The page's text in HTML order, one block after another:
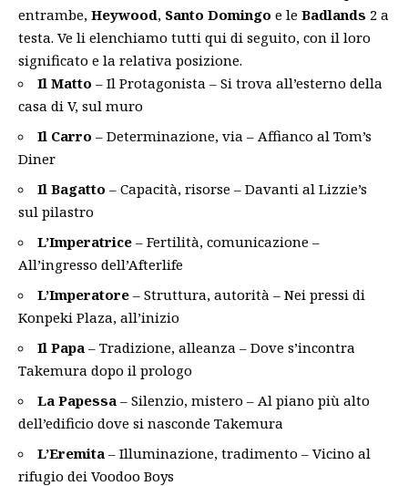
entrambe, Heywood, Santo Domingo e le Badlands 2 a
testa. Ve li elenchiamo tutti qui di seguito, con il loro
significato e la relativa posizione.
Il Matto – Il Protagonista – Si trova all’esterno della
casa di V, sul muro
Il Carro – Determinazione, via – Affianco al Tom’s
Diner
Il Bagatto – Capacità, risorse – Davanti al Lizzie’s
sul pilastro
L’Imperatrice – Fertilità, comunicazione –
All’ingresso dell’Afterlife
L’Imperatore – Struttura, autorità – Nei pressi di
Konpeki Plaza, all’inizio
Il Papa – Tradizione, alleanza – Dove s’incontra
Takemura dopo il prologo
La Papessa – Silenzio, mistero – Al piano più alto
dell’edificio dove si nasconde Takemura
L’Eremita – Illuminazione, tradimento – Vicino al
rifugio dei Voodoo Boys